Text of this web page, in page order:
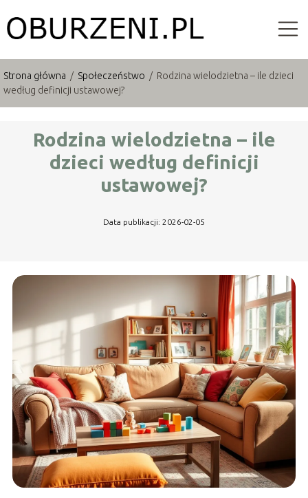
Strona główna / Społeczeństwo / Rodzina wielodzietna – ile dzieci
według definicji ustawowej?
Rodzina wielodzietna – ile
dzieci według definicji
ustawowej?
Data publikacji: 2026-02-05